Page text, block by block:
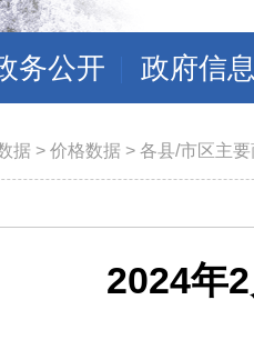
务公开 政府信
据 > 价格数据 > 各县/市区主
2024年